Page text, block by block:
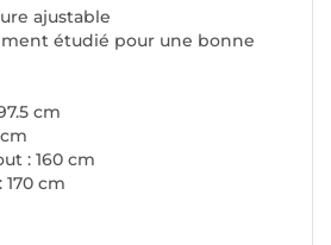
ajustable
étudié pour une bonne
cm
: 160 cm
cm